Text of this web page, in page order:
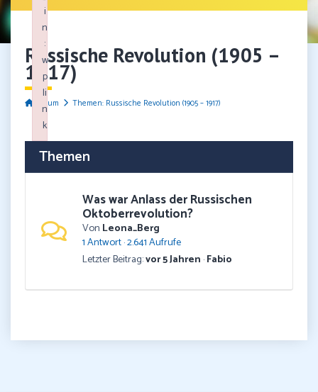
Forum Themen: Russische Revolution (1905 – 1917)
Russische Revolution (1905 –
1917)
Themen
Was war Anlass der Russischen
Oktoberrevolution?
Von Leona_Berg
1 Antwort · 2.641 Aufrufe
Letzter Beitrag:vor 5 Jahren ·Fabio
i
n
:
w
p
li
n
k
Failed to initialize plugin: wplink